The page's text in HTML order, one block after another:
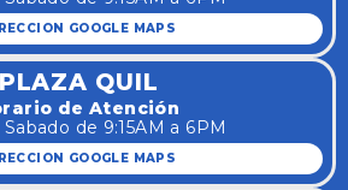
GOOGLE MAPS
PLAZA QUIL
de Atención
de 9:15AM a 6PM
GOOGLE MAPS